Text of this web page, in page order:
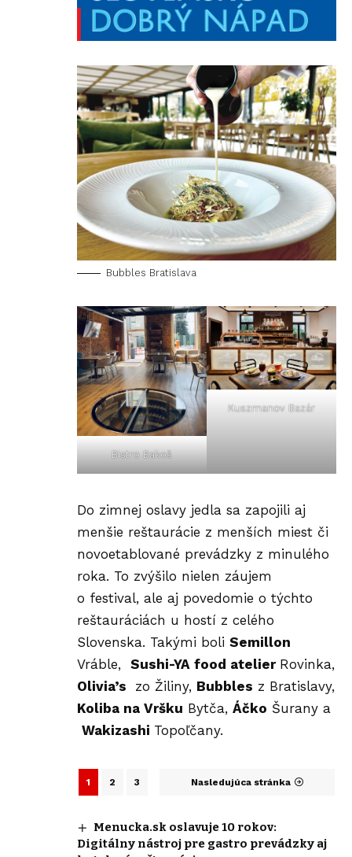
Bubbles Bratislava
Bistro Bakoš
Kuszmanov Bazár
Do zimnej oslavy jedla sa zapojili aj
menšie reštaurácie z menších miest či
novoetablované prevádzky z minulého
roka. To zvýšilo nielen záujem
o festival, ale aj povedomie o týchto
reštauráciách u hostí z celého
Slovenska. Takými boli Semillon
Vráble, Sushi-YA food atelier Rovinka,
Olivia’s
zo Žiliny, Bubbles z Bratislavy,
Koliba na Vršku Bytča, Áčko Šurany a
Wakizashi Topoľčany.
1 2 3 Nasledujúca stránka
Menucka.sk oslavuje 10 rokov:
Digitálny nástroj pre gastro prevádzky aj